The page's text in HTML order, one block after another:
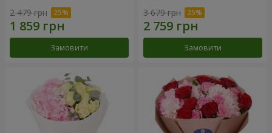
2 479 грн
Замовити
3 679 грн
Замовити